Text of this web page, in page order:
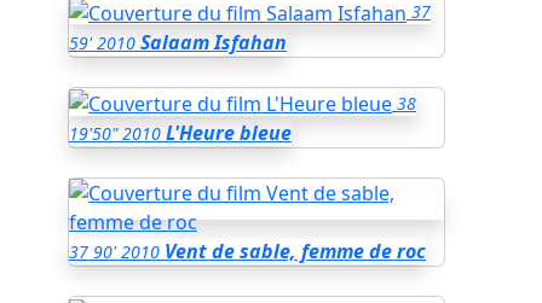
37
59' 2010 Salaam Isfahan
38
19'50" 2010 L'Heure bleue
37 90' 2010 Vent de sable, femme de roc